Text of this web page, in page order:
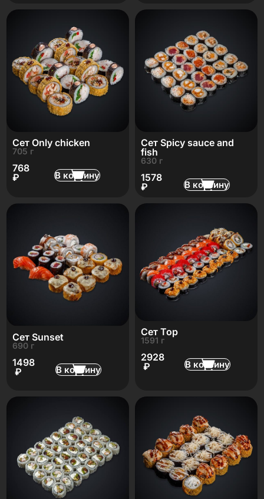
Сет Only chicken
705 г
768
₽
В корзину
Сет Spicy sauce and
fish
630 г
1578
₽
В корзину
Сет Sunset
690 г
1498
₽
В корзину
Сет Top
1591 г
2928
₽
В корзину